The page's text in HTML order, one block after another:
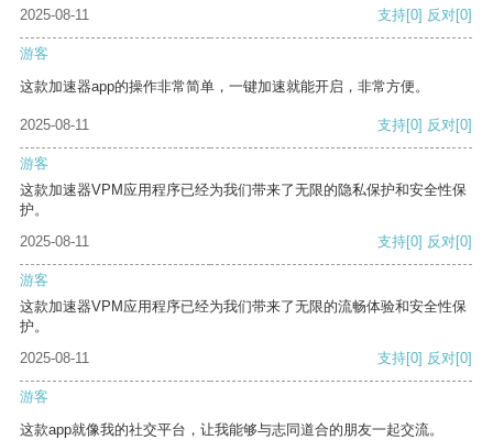
2025-08-11
支持[0] 反对[0]
游客
这款加速器app的操作非常简单，一键加速就能开启，非常方便。
2025-08-11 支持[0] 反对[0]
游客
这款加速器VPM应用程序已经为我们带来了无限的隐私保护和安全性保
护。
2025-08-11
支持[0] 反对[0]
游客
这款加速器VPM应用程序已经为我们带来了无限的流畅体验和安全性保
护。
2025-08-11
支持[0] 反对[0]
游客
这款app就像我的社交平台，让我能够与志同道合的朋友一起交流。